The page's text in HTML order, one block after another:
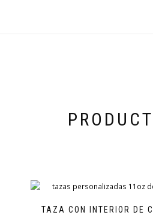
TAZA CON INTERIOR DE